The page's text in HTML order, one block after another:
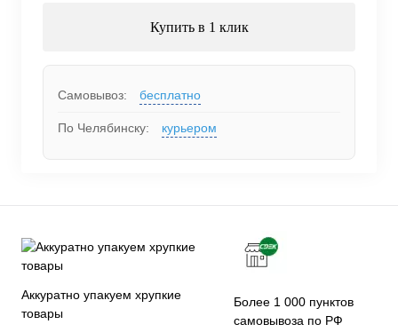
Купить в 1 клик
Самовывоз: бесплатно
По Челябинску: курьером
Аккуратно упакуем хрупкие
товары
Более 1 000 пунктов
самовывоза по РФ